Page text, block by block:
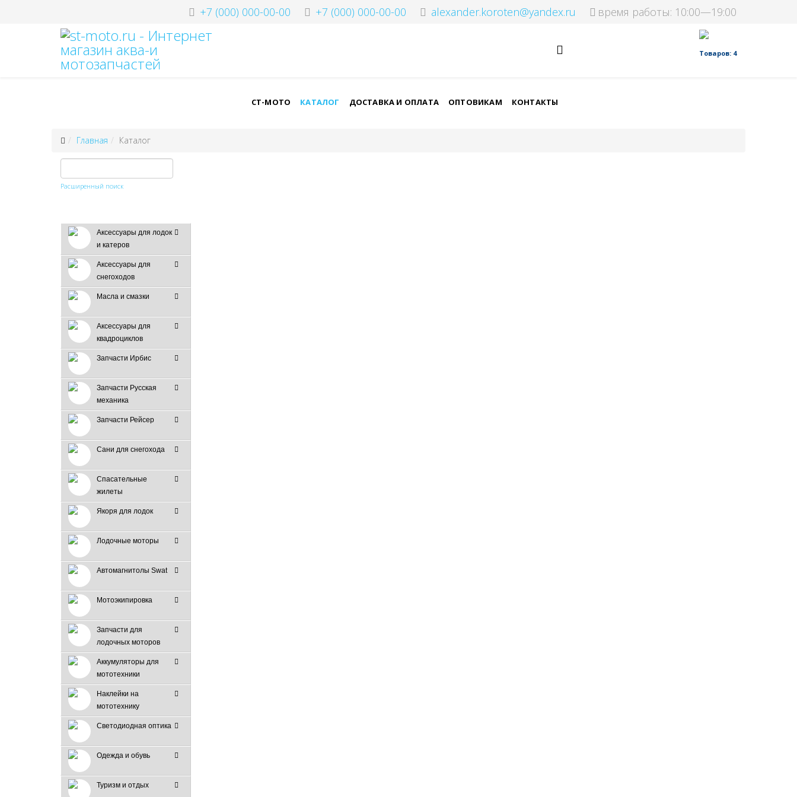
+7 (000) 000-00-00 +7 (000) 000-00-00 alexander.koroten@yandex.ru время работы: 10:00—19:00
СТ-МОТО КАТАЛОГ ДОСТАВКА И ОПЛАТА ОПТОВИКАМ КОНТАКТЫ
Товаров: 4
Главная Каталог
Расширенный поиск
Аксессуары для лодок
и катеров
Аксессуары для
снегоходов
Масла и смазки
Аксессуары для
квадроциклов
Запчасти Ирбис
Запчасти Русская
механика
Запчасти Рейсер
Сани для снегохода
Спасательные
жилеты
Якоря для лодок
Лодочные моторы
Автомагнитолы Swat
Мотоэкипировка
Запчасти для
лодочных моторов
Аккумуляторы для
мототехники
Наклейки на
мототехнику
Светодиодная оптика
Одежда и обувь
Туризм и отдых